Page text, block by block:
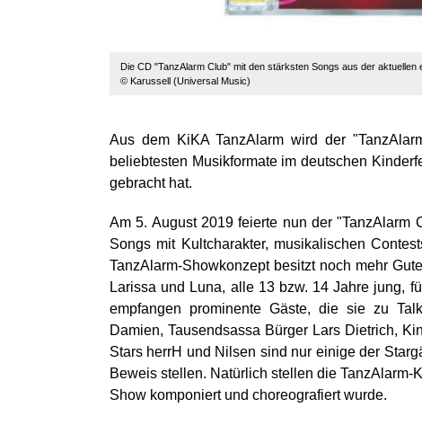
Die CD "TanzAlarm Club" mit den stärksten Songs aus der aktuellen
© Karussell (Universal Music)
Aus dem KiKA TanzAlarm wird der
beliebtesten Musikformate im deutschen
gebracht hat.
Am 5. August 2019 feierte nun der
Songs mit Kultcharakter, musikalischen
TanzAlarm-Showkonzept besitzt noch mehr
Larissa und Luna, alle 13 bzw. 14 Jahre jung,
empfangen prominente Gäste, die sie zu
Damien, Tausendsassa Bürger Lars Dietrich,
Stars herrH und Nilsen sind nur einige der
Beweis stellen. Natürlich stellen die
Show komponiert und choreografiert wurde.